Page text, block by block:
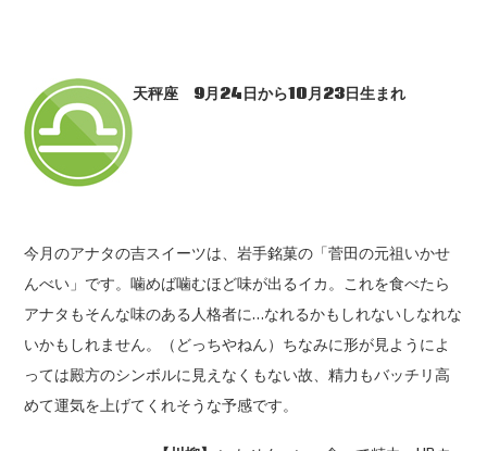
天秤座 9月24日から10月23日生まれ
今月のアナタの吉スイーツは、岩手銘菓の「菅田の元祖いかせ
んべい」です。噛めば噛むほど味が出るイカ。これを食べたら
アナタもそんな味のある人格者に…なれるかもしれないしなれな
いかもしれません。（どっちやねん）ちなみに形が見ようによ
っては殿方のシンボルに見えなくもない故、精力もバッチリ高
めて運気を上げてくれそうな予感です。